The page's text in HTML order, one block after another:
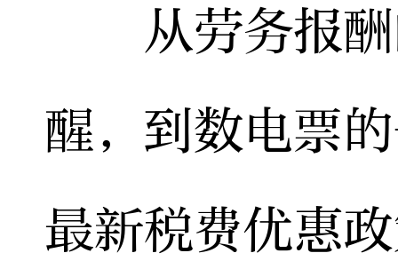
从劳务报酬
醒，到数电票
最新税费优惠